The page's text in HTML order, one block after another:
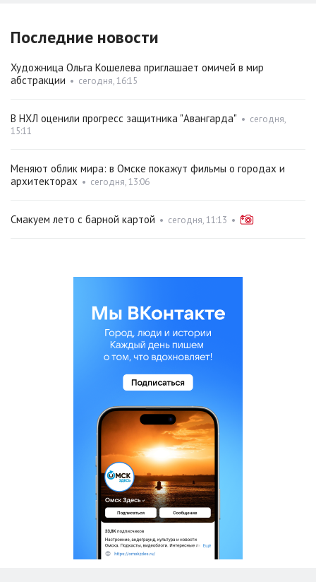
Последние новости
Художница Ольга Кошелева приглашает омичей в мир
абстракции • сегодня, 16:15
В НХЛ оценили прогресс защитника "Авангарда" • сегодня,
15:11
Меняют облик мира: в Омске покажут фильмы о городах и
архитекторах • сегодня, 13:06
Смакуем лето с барной картой • сегодня, 11:13 •